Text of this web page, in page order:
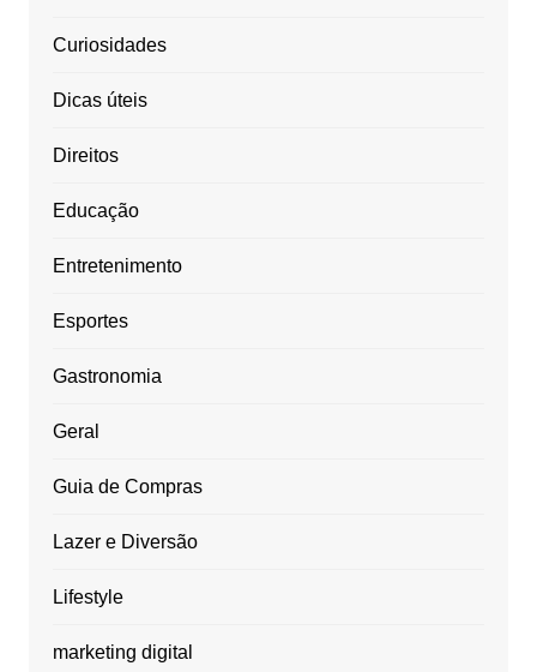
Curiosidades
Dicas úteis
Direitos
Educação
Entretenimento
Esportes
Gastronomia
Geral
Guia de Compras
Lazer e Diversão
Lifestyle
marketing digital